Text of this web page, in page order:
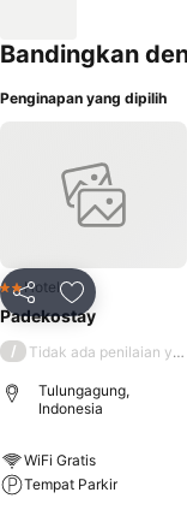
Bandingkan
Penginapan yang dipilih
BagikanTambahkan
2 Bintang
Hotel
Padekostay
/ Tidak ada penilaian
Tulungagung,
Indonesia
WiFi Gratis
Tempat Parkir